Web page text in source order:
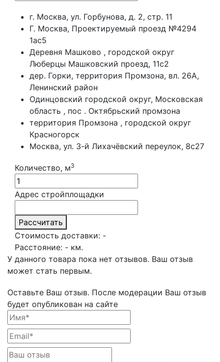
г. Москва, ул. Горбунова, д. 2, стр. 11
Г. Москва, Проектируемый проезд №4294
1ас5
Деревня Машково , городской округ
Люберцы Машковский проезд, 11с2
дер. Горки, территория Промзона, вл. 26А,
Ленинский район
Одинцовский городской округ, Московская
область , пос . Октябрьский промзона
территория Промзона , городской округ
Красногорск
Москва, ул. 3-й Лихачёвский переулок, 8с27
Количество, м3
Адрес стройплощадки
Рассчитать
Стоимость доставки: -
Расстояние: - км.
У данного товара пока нет отзывов. Ваш отзыв
может стать первым.
Оставьте Ваш отзыв. После модерации Ваш отзыв
будет опубликован на сайте